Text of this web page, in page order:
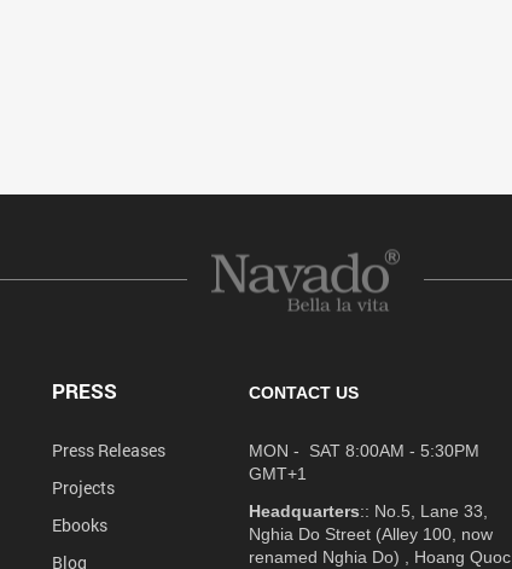
PRESS
Press Releases
Projects
Ebooks
Blog
CONTACT US
MON - SAT 8:00AM - 5:30PM
GMT+1
Headquarters:: No.5, Lane 33,
Nghia Do Street (Alley 100, now
renamed Nghia Do) , Hoang Quoc